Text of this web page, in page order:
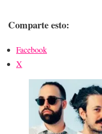
Comparte esto:
Facebook
X